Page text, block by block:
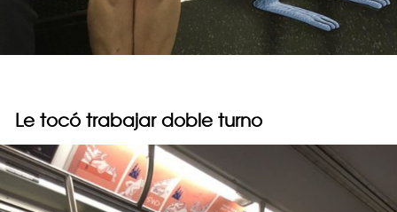
Le tocó trabajar doble turno